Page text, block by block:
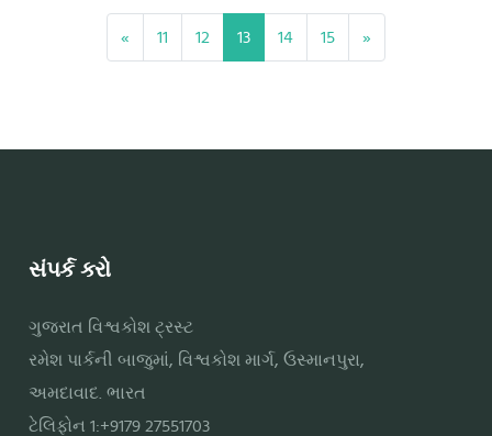
« 11 12 13 14 15 »
સંપર્ક કરો
ગુજરાત વિશ્વકોશ ટ્રસ્ટ
રમેશ પાર્કની બાજુમાં, વિશ્વકોશ માર્ગ, ઉસ્માનપુરા,
અમદાવાદ. ભારત
ટેલિફોન 1:+9179 27551703